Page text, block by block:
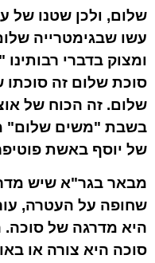
שלום, ולכן שטנו של
עשו שבגימטרייה
ומצוק בדברי
סוכת שלום זה
שלום. זה הכוח של
בשבת "משים שלום"
של יוסף באשת
מבאר בגר"א שיש
שחופה על העטרה,
היא מדרגה של סוכה.
סוכה היא צורה או